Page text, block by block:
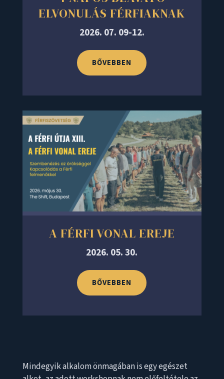
ELVONULÁS FÉRFIAKNAK
2026. 07. 09-12.
BŐVEBBEN
A FÉRFI VONAL EREJE
2026. 05. 30.
BŐVEBBEN
Mindegyik alkalom önmagában is egy egészet